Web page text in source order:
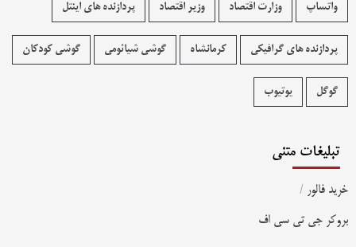
واتساپ وزارت اقتصاد وزیر اقتصاد پردازنده های اینتل
پردازنده های گرافیکی کرمانشاه گوشی شیائومی گوشی کودکان
گوگل یوتیوب
تبلیغات متنی
خرید فالور /
بروکر جی تی سی اف